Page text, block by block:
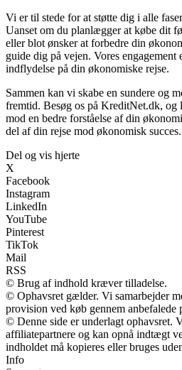
Vi er til stede for at støtte dig i alle
Uanset om du planlægger at købe dit
eller blot ønsker at forbedre din
guide dig på vejen. Vores engagement
indflydelse på din økonomiske rejse.
Sammen kan vi skabe en sundere og
fremtid. Besøg os på KreditNet.dk, og
mod en bedre forståelse af din
del af din rejse mod økonomisk succes.
Del og vis hjerte
X
Facebook
Instagram
LinkedIn
YouTube
Pinterest
TikTok
Mail
RSS
© Brug af indhold kræver tilladelse.
© Ophavsret gælder. Vi samarbejder
provision ved køb gennem anbefalede
© Denne side er underlagt ophavsret.
affiliatepartnere og kan opnå indtægt
indholdet må kopieres eller bruges
Info